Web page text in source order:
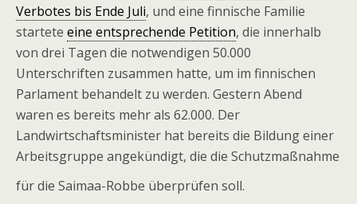
Verbotes bis Ende Juli, und eine finnische Familie
startete eine entsprechende Petition, die innerhalb
von drei Tagen die notwendigen 50.000
Unterschriften zusammen hatte, um im finnischen
Parlament behandelt zu werden. Gestern Abend
waren es bereits mehr als 62.000. Der
Landwirtschaftsminister hat bereits die Bildung einer
Arbeitsgruppe angekündigt, die die Schutzmaßnahme
für die Saimaa-Robbe überprüfen soll.